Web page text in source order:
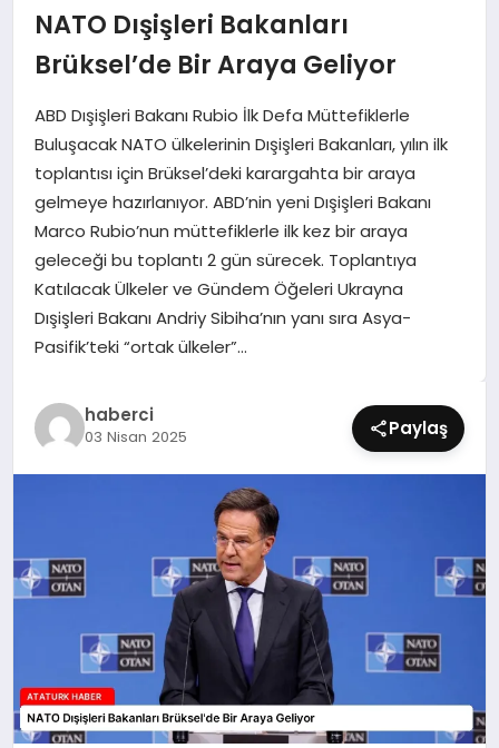
EĞITIM
EKONOMI
MAGAZIN
SAĞLIK
SIYASET
SPOR
TEKNOLOJI
YAŞAM
NATO Dışişleri Bakanları
Brüksel’de Bir Araya Geliyor
ABD Dışişleri Bakanı Rubio İlk Defa Müttefiklerle
Buluşacak NATO ülkelerinin Dışişleri Bakanları, yılın ilk
toplantısı için Brüksel’deki karargahta bir araya
gelmeye hazırlanıyor. ABD’nin yeni Dışişleri Bakanı
Marco Rubio’nun müttefiklerle ilk kez bir araya
geleceği bu toplantı 2 gün sürecek. Toplantıya
Katılacak Ülkeler ve Gündem Öğeleri Ukrayna
Dışişleri Bakanı Andriy Sibiha’nın yanı sıra Asya-
Pasifik’teki “ortak ülkeler”…
haberci
03 Nisan 2025 Paylaş